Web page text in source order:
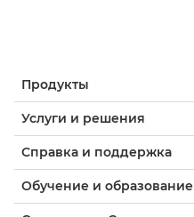
Продукты
Услуги и решения
Справка и поддержка
Обучение и образование